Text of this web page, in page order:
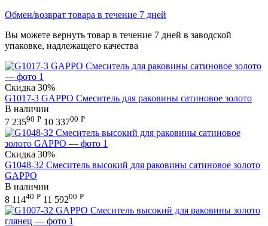
Обмен/возврат товара в течение 7 дней
Вы можете вернуть товар в течение 7 дней в заводской
упаковке, надлежащего качества
Скидка 30%
G1017-3 GAPPO Смеситель для раковины сатиновое золото
В наличии
7 23590 Р 10 33700 Р
Скидка 30%
G1048-32 Смеситель высокий для раковины сатиновое золото
GAPPO
В наличии
8 11440 Р 11 59200 Р